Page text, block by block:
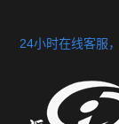
24小时在线客服